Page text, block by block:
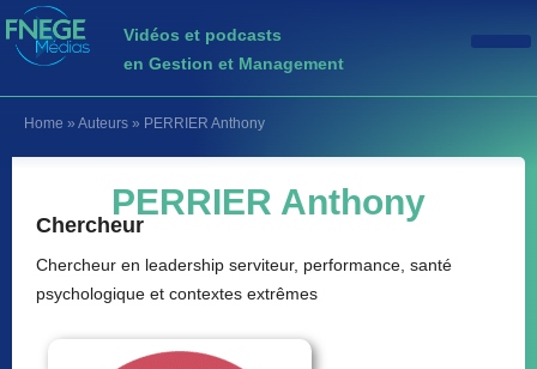
Vidéos et podcasts
en Gestion et Management
Home » Auteurs » PERRIER Anthony
PERRIER Anthony
Chercheur
Chercheur en leadership serviteur, performance, santé
psychologique et contextes extrêmes